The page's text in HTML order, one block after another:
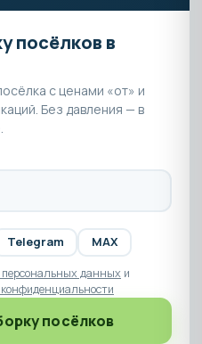
посёлков в
с ценами «от» и
Без давления — в
Telegram MAX
персональных данных и
посёлков